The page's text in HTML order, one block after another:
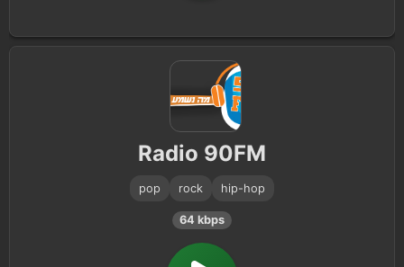
Radio 90FM
pop rock hip-hop
64 kbps